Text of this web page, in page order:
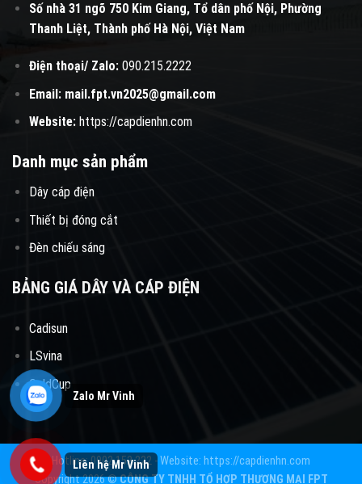
Số nhà 31 ngõ 750 Kim Giang, Tổ dân phố Nội, Phường
Thanh Liệt, Thành phố Hà Nội, Việt Nam
Điện thoại/ Zalo:090.215.2222
Email: mail.fpt.vn2025@gmail.com
Website: https://capdienhn.com
Danh mục sản phẩm
Dây cáp điện
Thiết bị đóng cắt
Đèn chiếu sáng
BẢNG GIÁ DÂY VÀ CÁP ĐIỆN
Cadisun
LSvina
GoldCup
Hotline: 0902.152.222 - Website: https://capdienhn.com
Copyright 2026 ©CÔNG TY TNHH TỔ HỢP THƯƠNG MẠI FPT